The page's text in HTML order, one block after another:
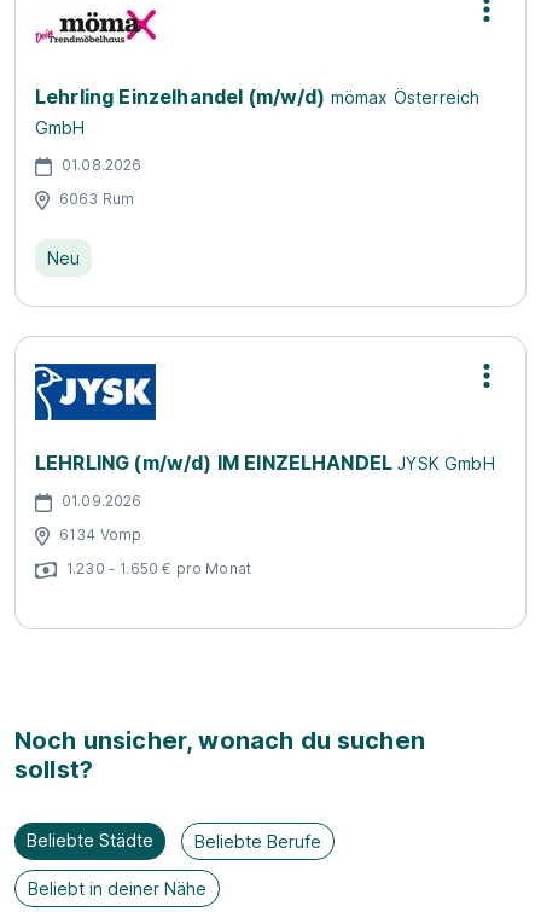
Lehrling Einzelhandel (m/w/d) mömax Österreich
GmbH
01.08.2026
6063 Rum
Neu
LEHRLING (m/w/d) IM EINZELHANDELJYSK GmbH
01.09.2026
6134 Vomp
1.230 - 1.650 € pro Monat
Noch unsicher, wonach du suchen
sollst?
Beliebte Städte Beliebte Berufe
Beliebt in deiner Nähe